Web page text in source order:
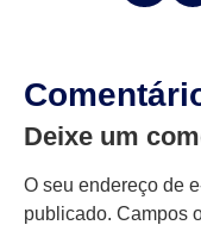
Deixe um
O seu endereço de
publicado. Campos